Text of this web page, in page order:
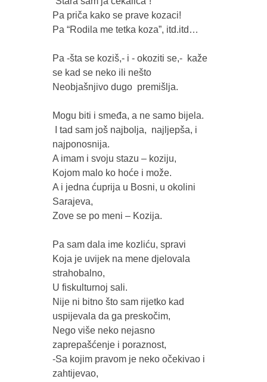
Pa priča kako se prave kozaci!
Pa “Rodila me tetka koza”, itd.itd…
Pa -šta se koziš,- i - okoziti se,-  kaže
se kad se neko ili nešto
Neobjašnjivo dugo  premišlja.
Mogu biti i smeđa, a ne samo bijela.
najponosnija.
A imam i svoju stazu – koziju,
Kojom malo ko hoće i može.
A i jedna ćuprija u Bosni, u okolini
Sarajeva,
Zove se po meni – Kozija.
Pa sam dala ime kozliću, spravi
Koja je uvijek na mene djelovala
strahobalno,
U fiskulturnoj sali.
Nije ni bitno što sam rijetko kad
uspijevala da ga preskočim,
Nego više neko nejasno
zaprepašćenje i poraznost,
-Sa kojim pravom je neko očekivao i
zahtijevao,